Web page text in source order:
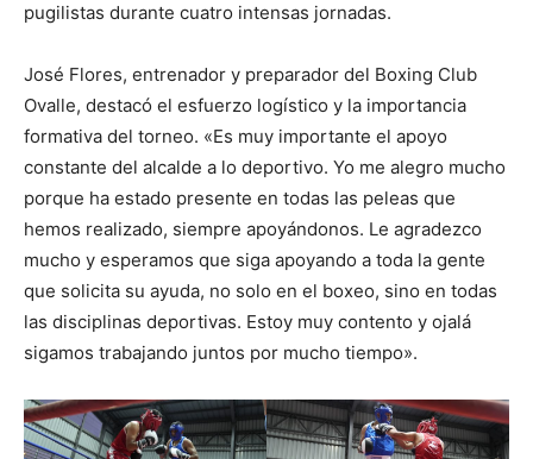
pugilistas durante cuatro intensas jornadas.
José Flores, entrenador y preparador del Boxing Club
Ovalle, destacó el esfuerzo logístico y la importancia
formativa del torneo. «Es muy importante el apoyo
constante del alcalde a lo deportivo. Yo me alegro mucho
porque ha estado presente en todas las peleas que
hemos realizado, siempre apoyándonos. Le agradezco
mucho y esperamos que siga apoyando a toda la gente
que solicita su ayuda, no solo en el boxeo, sino en todas
las disciplinas deportivas. Estoy muy contento y ojalá
sigamos trabajando juntos por mucho tiempo».